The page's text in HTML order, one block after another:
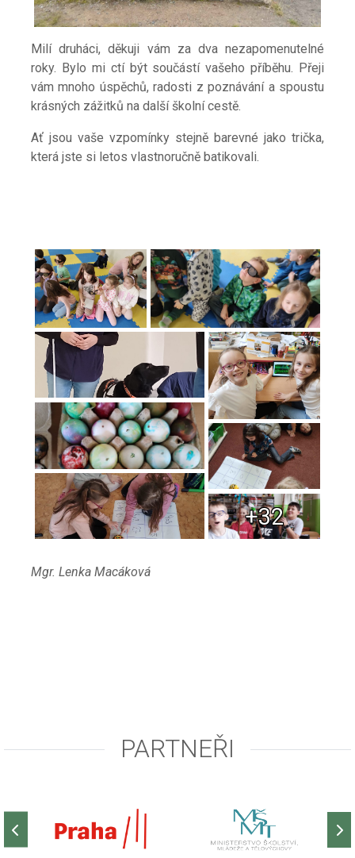
Milí druháci, děkuji vám za dva nezapomenutelné
roky. Bylo mi ctí být součástí vašeho příběhu. Přeji
vám mnoho úspěchů, radosti z poznávání a spoustu
krásných zážitků na další školní cestě.
Ať jsou vaše vzpomínky stejně barevné jako trička,
která jste si letos vlastnoručně batikovali.
+32
Mgr. Lenka Macáková
PARTNEŘI